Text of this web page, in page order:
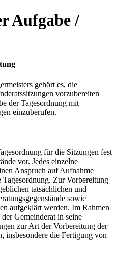
Aufgabe /
gehört es, die
vorzubereiten
der Tagesordnung mit
einzuberufen.
für die Sitzungen fest
vor. Jedes einzelne
Anspruch auf Aufnahme
Tagesordnung. Zur Vorbereitung
tatsächlichen und
sowie
aufgeklärt werden. Im Rahmen
Gemeinderat in seine
zur Art der Vorbereitung der
insbesondere die Fertigung von